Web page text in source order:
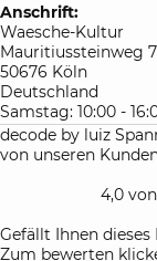
Anschrift:
Waesche-Kultur
Mauritiussteinweg
50676 Köln
Deutschland
Samstag: 10:00 -
decode by luiz
von unseren
4,0
Gefällt Ihnen dieses
Zum bewerten